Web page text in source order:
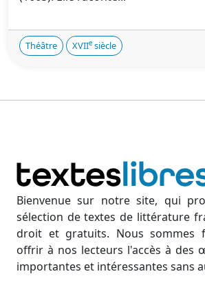
Théâtre XVIIe siècle
Bienvenue sur notre site, qui
sélection de textes de littérature
droit et gratuits. Nous sommes
offrir à nos lecteurs l'accès à des
importantes et intéressantes sans